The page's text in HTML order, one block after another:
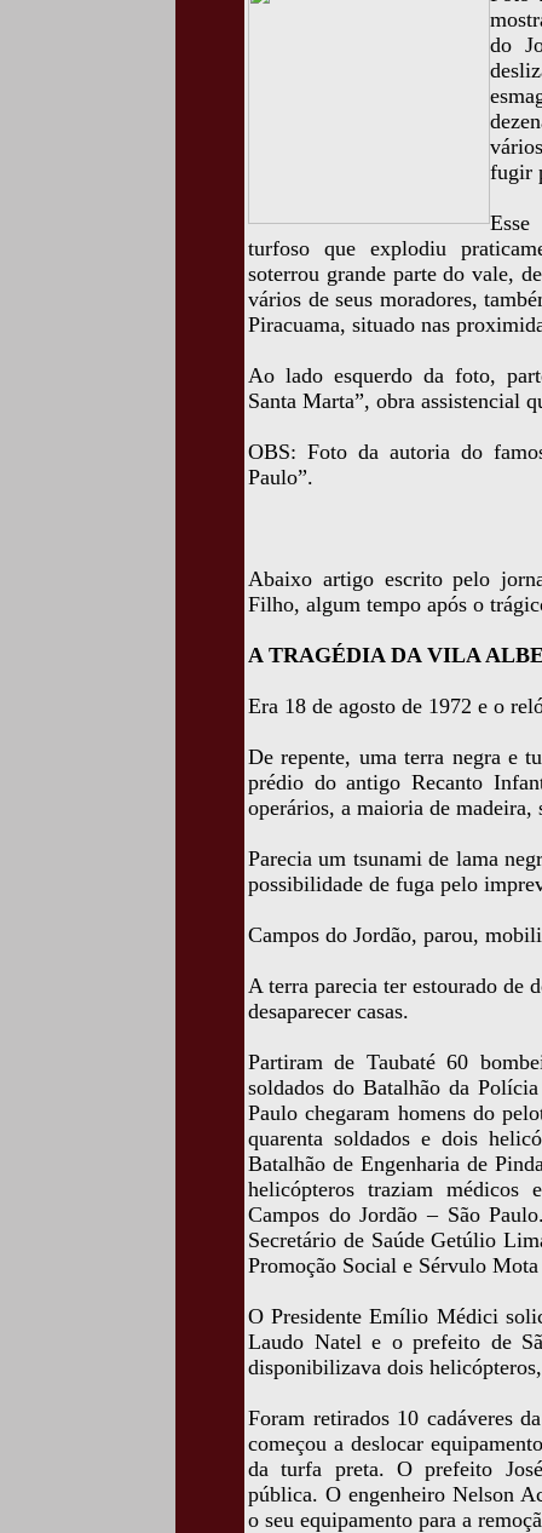
do
fugir
turfoso que explodiu
soterrou grande parte do vale,
vários de seus moradores,
Piracuama, situado nas
Ao lado esquerdo da foto,
Santa Marta”, obra assistencial
OBS: Foto da autoria do
Paulo”.
Abaixo artigo escrito pelo
Filho, algum tempo após o
A TRAGÉDIA DA VILA
Era 18 de agosto de 1972 e o
De repente, uma terra negra e
prédio do antigo Recanto
operários, a maioria de
Parecia um tsunami de lama
possibilidade de fuga pelo
Campos do Jordão, parou,
A terra parecia ter estourado de
desaparecer casas.
Partiram de Taubaté 60
soldados do Batalhão da
Paulo chegaram homens do
quarenta soldados e dois
Batalhão de Engenharia de
helicópteros traziam médicos
Campos do Jordão – São
Secretário de Saúde Getúlio
Promoção Social e Sérvulo
O Presidente Emílio Médici
Laudo Natel e o prefeito de
disponibilizava dois
Foram retirados 10 cadáveres
começou a deslocar
da turfa preta. O prefeito
pública. O engenheiro Nelson
o seu equipamento para a